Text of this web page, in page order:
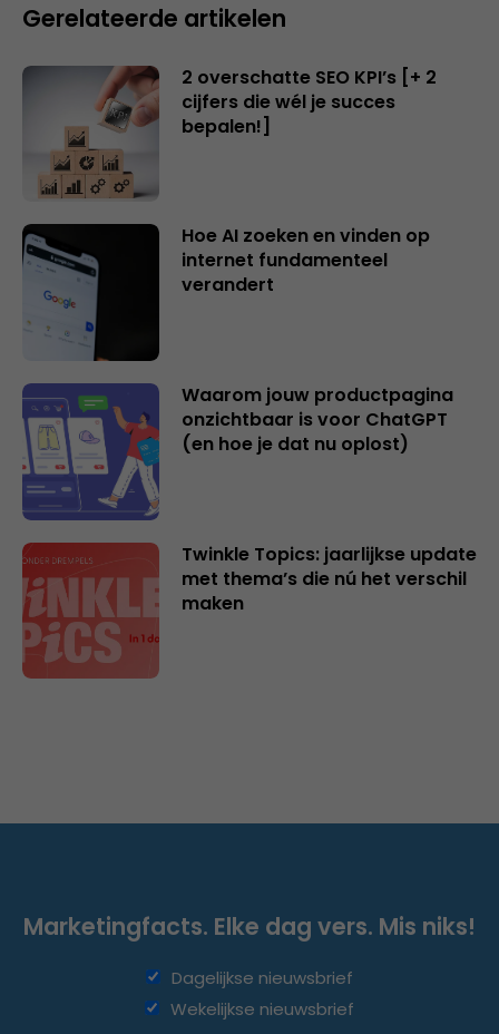
Gerelateerde artikelen
2 overschatte SEO KPI’s [+ 2
cijfers die wél je succes
bepalen!]
Hoe AI zoeken en vinden op
internet fundamenteel
verandert
Waarom jouw productpagina
onzichtbaar is voor ChatGPT
(en hoe je dat nu oplost)
Twinkle Topics: jaarlijkse update
met thema’s die nú het verschil
maken
Marketingfacts. Elke dag vers. Mis niks!
Dagelijkse nieuwsbrief
Wekelijkse nieuwsbrief